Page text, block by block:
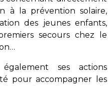
à la prévention solaire,
des jeunes enfants,
secours chez le
ses actions
pour accompagner les